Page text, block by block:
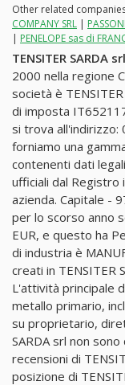
Other related companies
COMPANY SRL |
| PENELOPE sas di
TENSITER SARDA srl
2000 nella regione
società è
di imposta
si trova all'indirizzo:
forniamo una
contenenti dati
ufficiali dal Registro
azienda. Capitale -
per lo scorso anno
EUR, e questo ha
di industria è
creati in TENSITER
L'attività principale
metallo primario,
su proprietario,
SARDA srl non
recensioni di
posizione di